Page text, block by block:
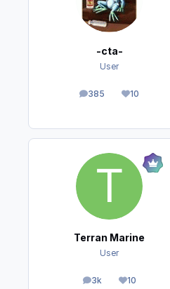
-cta-
User
385
Beiträge 10
Reputation
Terran Marine
User
3k
Beiträge10
Reputation